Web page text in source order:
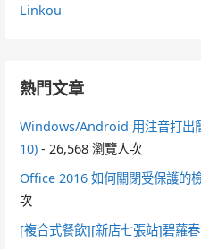
Linkou
熱門文章
Windows/Android 用注音打出
10) - 26,568 瀏覽人次
Office 2016 如何關閉受保護的
次
[複合式餐飲][新店七張站]碧蘿